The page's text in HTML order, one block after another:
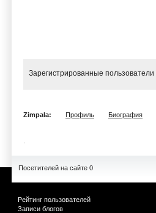
Зарегистрированные
Zimpala: Профиль Биография
Посетителей на сайте 0
Рейтинг пользователей
Записи блогов